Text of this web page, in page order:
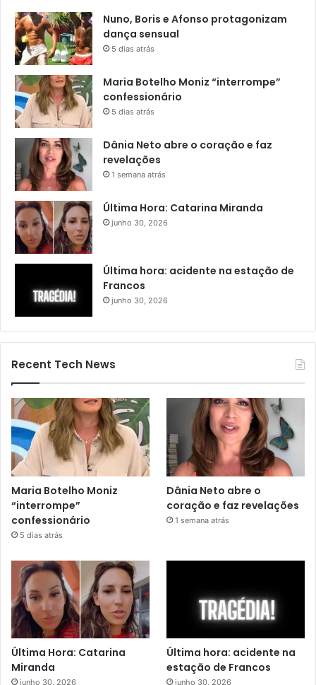
Nuno, Boris e Afonso protagonizam
dança sensual
5 dias atrás
Maria Botelho Moniz “interrompe”
confessionário
5 dias atrás
Dânia Neto abre o coração e faz
revelações
1 semana atrás
Última Hora: Catarina Miranda
junho 30, 2026
Última hora: acidente na estação de
Francos
junho 30, 2026
Recent Tech News
Maria Botelho Moniz
“interrompe”
confessionário
5 dias atrás
Dânia Neto abre o
coração e faz revelações
1 semana atrás
Última Hora: Catarina
Miranda
junho 30, 2026
Última hora: acidente na
estação de Francos
junho 30, 2026